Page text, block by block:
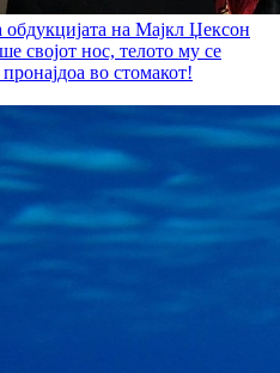
обдукцијата на Мајкл Џексон
својот нос, телото му се
во стомакот!